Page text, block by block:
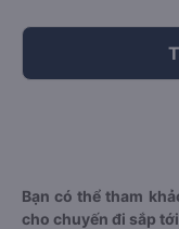
Bạn có thể tham
cho chuyến đi sắp